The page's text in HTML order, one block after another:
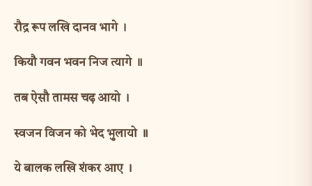
रौद्र रूप लखि दानव भागे ।
कियौ गवन भवन निज त्यागे ॥
तब ऐसौ तामस चढ़ आयो ।
स्वजन विजन को भेद भुलायो ॥
ये बालक लखि शंकर आए ।